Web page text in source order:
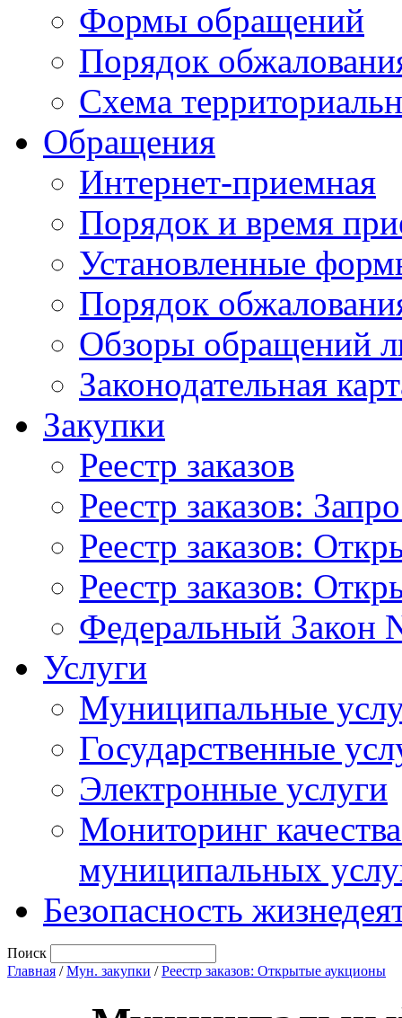
Формы обращений
Порядок
Схема
Обращения
Интернет-приемная
Порядок и время
Установленные
Порядок
Обзоры обращений
Законодательная
Закупки
Реестр заказов
Реестр заказов:
Реестр заказов:
Реестр заказов:
Федеральный Закон
Услуги
Муниципальные
Государственные
Электронные услуги
Мониторинг
муниципальных
Безопасность
Поиск
Главная /Мун. закупки /Реестр заказов: Открытые аукционы